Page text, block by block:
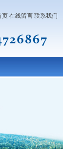
页 在线留言 联系我们